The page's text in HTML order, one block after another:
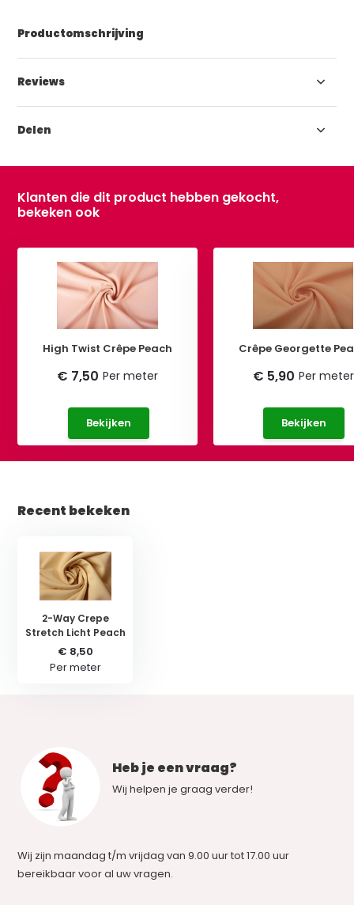
Productomschrijving
Reviews
Delen
Klanten die dit product hebben gekocht,
bekeken ook
High Twist Crêpe Peach
€ 7,50 Per meter
Bekijken
Crêpe Georgette
€ 5,90 Per meter
Bekijken
Recent bekeken
2-Way Crepe
Stretch Licht Peach
€ 8,50
Per meter
Heb je een vraag?
Wij helpen je graag verder!
Wij zijn maandag t/m vrijdag van 9.00 uur tot 17.00 uur
bereikbaar voor al uw vragen.